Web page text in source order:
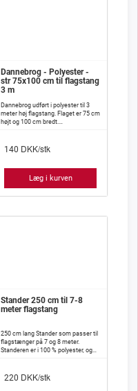
Dannebrog - Polyester -
str 75x100 cm til flagstang
3 m
Dannebrog udført i polyester til 3
meter høj flagstang. Flaget er 75 cm
højt og 100 cm bredt.
140 DKK/stk
Læg i kurven
Stander 250 cm til 7-8
meter flagstang
250 cm lang Stander som passer til
flagstænger på 7 og 8 meter.
Standeren er i 100 % polyester, og
220 DKK/stk